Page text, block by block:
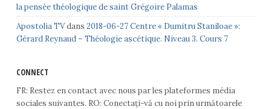
la pensée théologique de saint Grégoire Palamas
Apostolia TVdans 2018-06-27 Centre « Dumitru Staniloae »:
Gérard Reynaud – Théologie ascétique. Niveau 3. Cours 7
CONNECT
FR: Restez en contact avec nous par les plateformes média
sociales suivantes. RO: Conectați-vă cu noi prin următoarele